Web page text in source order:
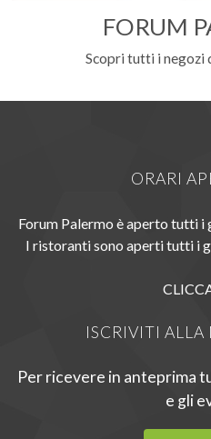
FORUM
Scopri tutti i negozi
ORARI
Forum Palermo è aperto tutti i
I ristoranti sono aperti tutti i
ISCRIVITI ALLA
Per ricevere in anteprima
e gli